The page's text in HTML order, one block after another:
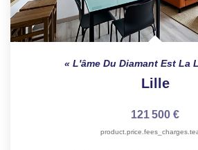
L'âme Du Diamant Est La
Lille
121 500 €